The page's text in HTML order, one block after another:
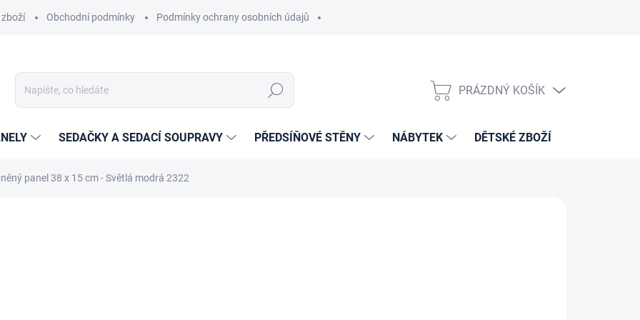
zboží Obchodní podmínky Podmínky ochrany osobních údajů
Hledat
NÁKUPNÍ
PRÁZDNÝ KOŠÍK
SEDAČKY A SEDACÍ SOUPRAVY PŘEDSÍŇOVÉ STĚNY NÁBYTEK DĚTSKÉ ZBOŽÍ
panel 38 x 15 cm - Světlá modrá 2322